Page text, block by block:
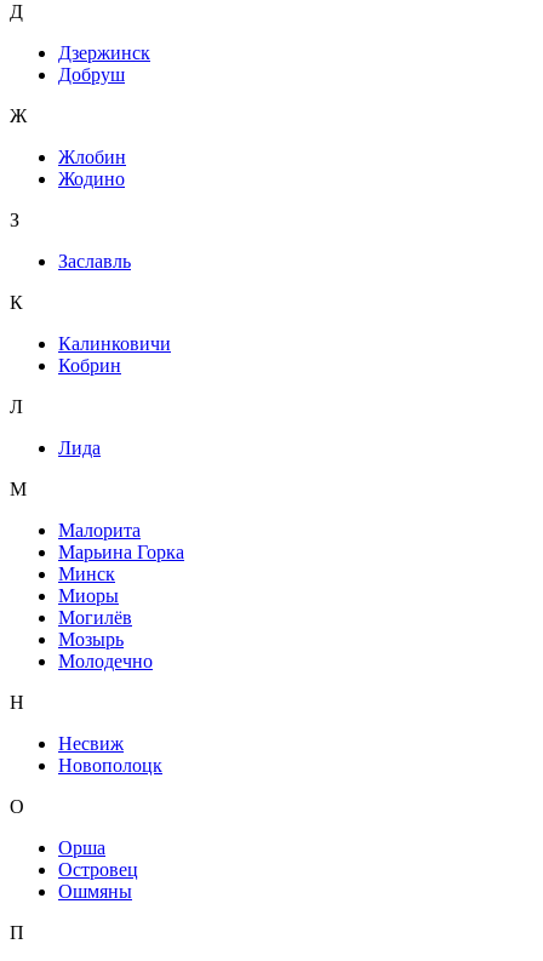
Д
Дзержинск
Добруш
Ж
Жлобин
Жодино
З
Заславль
К
Калинковичи
Кобрин
Л
Лида
М
Малорита
Марьина Горка
Минск
Миоры
Могилёв
Мозырь
Молодечно
Н
Несвиж
Новополоцк
О
Орша
Островец
Ошмяны
П